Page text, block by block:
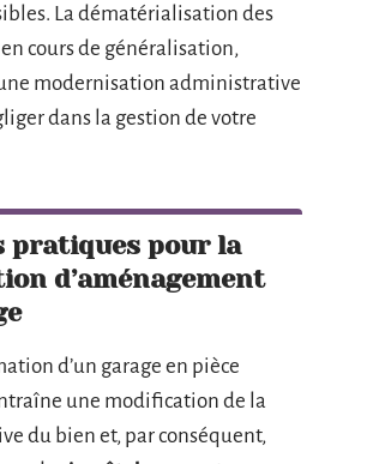
La dématérialisation des
cours de généralisation,
modernisation administrative
dans la gestion de votre
pratiques pour la
d’aménagement
d’un garage en pièce
une modification de la
du bien et, par conséquent,